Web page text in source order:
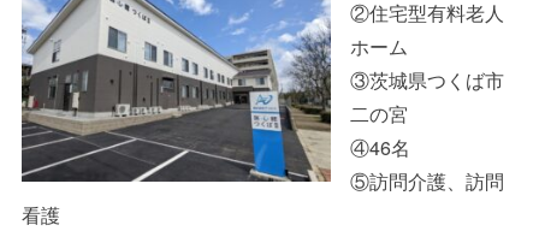
②住宅型有料老人
ホーム
③茨城県つくば市
二の宮
④46名
⑤訪問介護、訪問
看護